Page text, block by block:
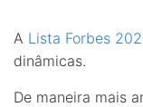
A Lista Forbes
dinâmicas.
De maneira mais